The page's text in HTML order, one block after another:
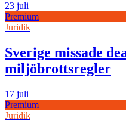
23 juli
Premium
Juridik
Sverige missade
miljöbrottsregler
17 juli
Premium
Juridik